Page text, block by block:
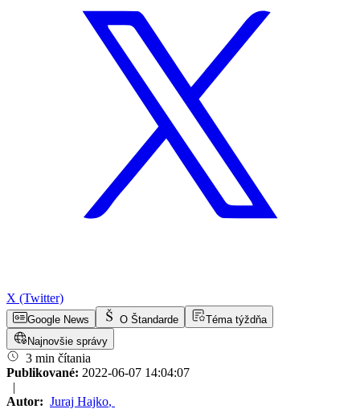
X (Twitter)
Google News O Štandarde
Téma týždňa
Najnovšie správy
3 min čítania
Publikované: 2022-06-07 14:04:07
|
Autor: Juraj Hajko,